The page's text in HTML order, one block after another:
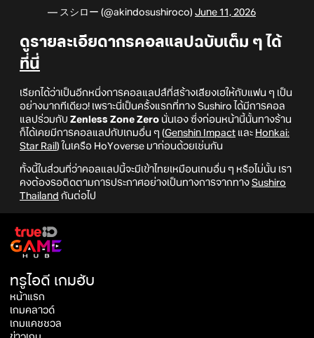
— スシロー (@akindosushiroco) June 11, 2026
ดูรายละเอียดากรคอลแลปฉบับเต็ม ๆ ได้
ที่นี่
เรียกได้ว่าเป็นอีกหนึ่งการคอลแลปส์ที่สร้างเสียงเฮให้กับแฟน ๆ เป็น
อย่างมากทีเดียว! เพราะนี่เป็นครั้งแรกที่ทาง Sushiro ได้มีการคอล
แลปร่วมกับ Zenless Zone Zero นั่นเอง ซึ่งก่อนหน้านี้นั้นทางร้าน
ก็ได้เคยมีการคอลแลปกับเกมอื่น ๆ (Genshin Impact และ Honkai:
Star Rail ) ในเครือ HoYoverse มาก่อนด้วยเช่นกัน
ทั้งนี้ในส่วนที่ว่าคอลแลปนี้จะมีเข้าไทยเหมือนเกมอื่น ๆ หรือไม่นั้น เรา
คงต้องรอติดตามการประกาศอย่างเป็นทางการจากทาง Sushiro
Thailand กันต่อไป
ทรูไอดี เกมฮับ
หน้าแรก
เกมคลาวด์
เกมแคชชวล